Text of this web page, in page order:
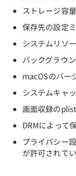
ストレージ容
保存先の設定
システムリソ
バックグラウ
macOSのバー
システムキャ
画面収録の
DRMによって
プライバシー
が許可されて